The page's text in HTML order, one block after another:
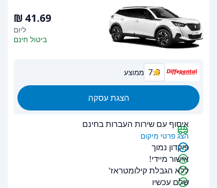
ליום
ביטול חינם
7.9 ממוצע
הצגת עסקה
איסוף עם שירות העברות בחינם
הצג פרטי מיקום
פיקדון נמוך
אישור מיידי!
ללא הגבלת קילומטראז'
שלם עכשיו